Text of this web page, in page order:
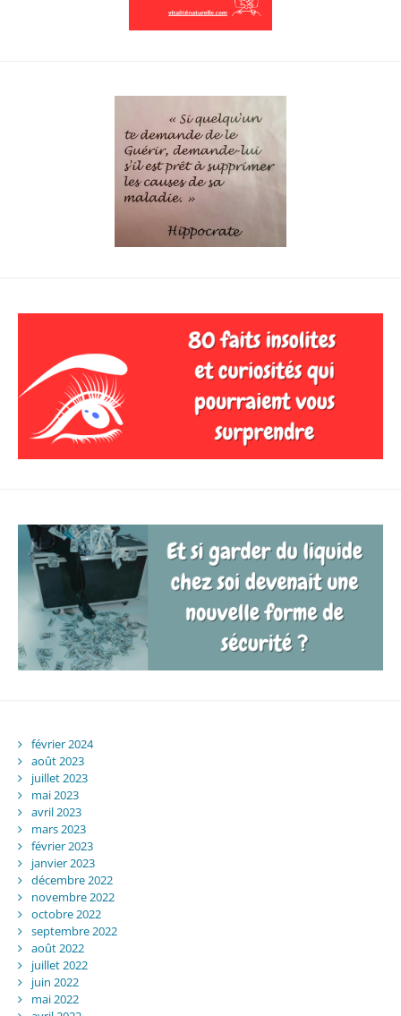
février 2024
août 2023
juillet 2023
mai 2023
avril 2023
mars 2023
février 2023
janvier 2023
décembre 2022
novembre 2022
octobre 2022
septembre 2022
août 2022
juillet 2022
juin 2022
mai 2022